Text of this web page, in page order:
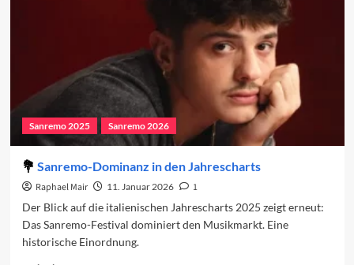
Sanremo 2025 Sanremo 2026
Sanremo-Dominanz in den Jahrescharts
Raphael Mair 11. Januar 2026
1
Der Blick auf die italienischen Jahrescharts 2025 zeigt erneut:
Das Sanremo-Festival dominiert den Musikmarkt. Eine
historische Einordnung.